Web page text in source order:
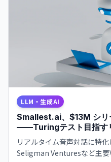
LLM・生成AI
Smallest.ai、$13M シリ
——Turingテスト目指す
リアルタイム音声対話に特化
Seligman Venturesなど主要